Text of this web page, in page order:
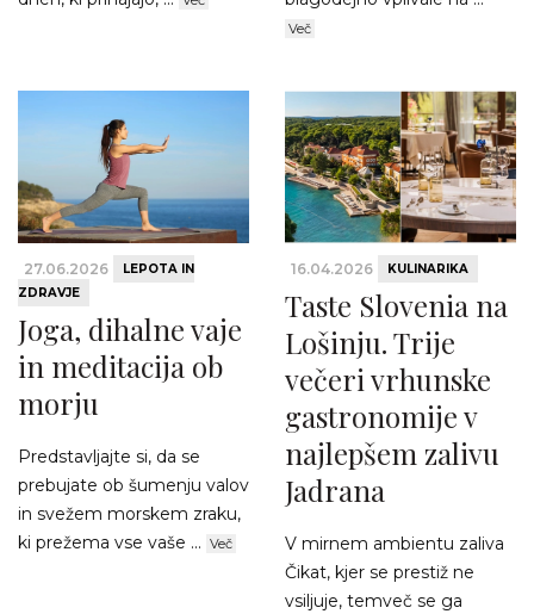
Več
27.06.2026
LEPOTA IN
ZDRAVJE
Joga, dihalne vaje
in meditacija ob
morju
Predstavljajte si, da se
prebujate ob šumenju valov
in svežem morskem zraku,
ki prežema vse vaše ... Več
16.04.2026 KULINARIKA
Taste Slovenia na
Lošinju. Trije
večeri vrhunske
gastronomije v
najlepšem zalivu
Jadrana
V mirnem ambientu zaliva
Čikat, kjer se prestiž ne
vsiljuje, temveč se ga